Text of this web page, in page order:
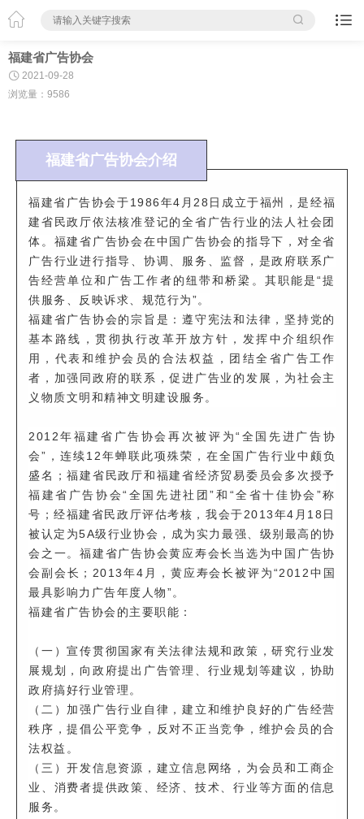
  
福建省广告协会
 2021-09-28
浏览量：9586
福建省广告协会介绍
福建省广告协会于1986年4月28日成立于福州，是经福
建省民政厅依法核准登记的全省广告行业的法人社会团
体。福建省广告协会在中国广告协会的指导下，对全省
广告行业进行指导、协调、服务、监督，是政府联系广
告经营单位和广告工作者的纽带和桥梁。其职能是“提
供服务、反映诉求、规范行为”。
福建省广告协会的宗旨是：遵守宪法和法律，坚持党的
基本路线，贯彻执行改革开放方针，发挥中介组织作
用，代表和维护会员的合法权益，团结全省广告工作
者，加强同政府的联系，促进广告业的发展，为社会主
义物质文明和精神文明建设服务。
2012年福建省广告协会再次被评为“全国先进广告协
会”，连续12年蝉联此项殊荣，在全国广告行业中颇负
盛名；福建省民政厅和福建省经济贸易委员会多次授予
福建省广告协会“全国先进社团”和“全省十佳协会”称
号；经福建省民政厅评估考核，我会于2013年4月18日
被认定为5A级行业协会，成为实力最强、级别最高的协
会之一。福建省广告协会黄应寿会长当选为中国广告协
会副会长；2013年4月，黄应寿会长被评为“2012中国
最具影响力广告年度人物”。
福建省广告协会的主要职能：
（一）宣传贯彻国家有关法律法规和政策，研究行业发
展规划，向政府提出广告管理、行业规划等建议，协助
政府搞好行业管理。
（二）加强广告行业自律，建立和维护良好的广告经营
秩序，提倡公平竞争，反对不正当竞争，维护会员的合
法权益。
（三）开发信息资源，建立信息网络，为会员和工商企
业、消费者提供政策、经济、技术、行业等方面的信息
服务。